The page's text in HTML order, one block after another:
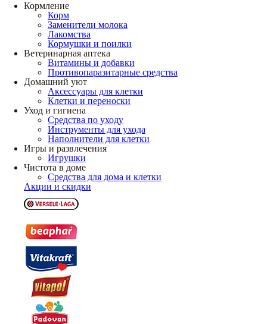
Кормление
Корм
Заменители молока
Лакомства
Кормушки и поилки
Ветеринарная аптека
Витамины и добавки
Противопаразитарные средства
Домашний уют
Аксессуары для клетки
Клетки и переноски
Уход и гигиена
Средства по уходу
Инструменты для ухода
Наполнители для клетки
Игры и развлечения
Игрушки
Чистота в доме
Средства для дома и клетки
Акции и скидки